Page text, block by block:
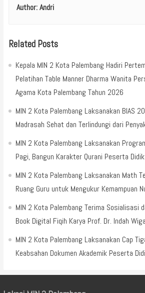
Author:Andri
Related Posts
Kepala MIN 2 Kota Palembang Hadiri
Pelatihan Table Manner Dharma Wanita
Agama Kota Palembang Tahun 2026
MIN 2 Kota Palembang Laksanakan BIAS
Madrasah Sehat dan Terlindungi dari
MIN 2 Kota Palembang Laksanakan
Pagi, Bangun Karakter Qurani Peserta Didik
MIN 2 Kota Palembang Laksanakan Math
Ruang Guru untuk Mengukur Kemampuan
MIN 2 Kota Palembang Terima Sosialisasi
Book Digital Fiqih Karya Prof. Dr. Indah
MIN 2 Kota Palembang Laksanakan Cap
Keabsahan Dokumen Akademik Peserta